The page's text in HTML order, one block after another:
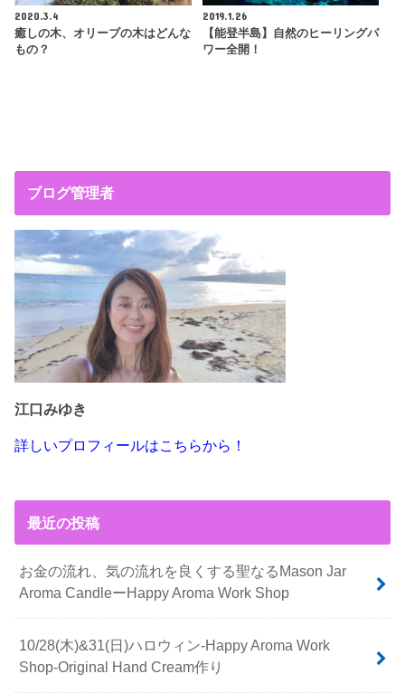
2020.3.4
癒しの木、オリーブの木はどんな
もの？
2019.1.26
【能登半島】自然のヒーリングパ
ワー全開！
ブログ管理者
江口みゆき
詳しいプロフィールはこちらから！
最近の投稿
お金の流れ、気の流れを良くする聖なるMason Jar
Aroma CandleーHappy Aroma Work Shop
10/28(木)&31(日)ハロウィン-Happy Aroma Work
Shop-Original Hand Cream作り